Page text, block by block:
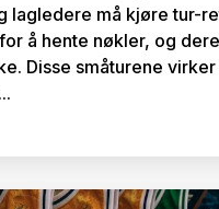
lagledere må kjøre tur-
å hente nøkler, og
Disse småturene